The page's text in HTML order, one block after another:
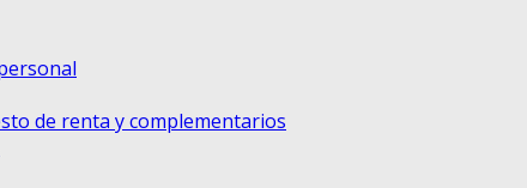
de renta y complementarios